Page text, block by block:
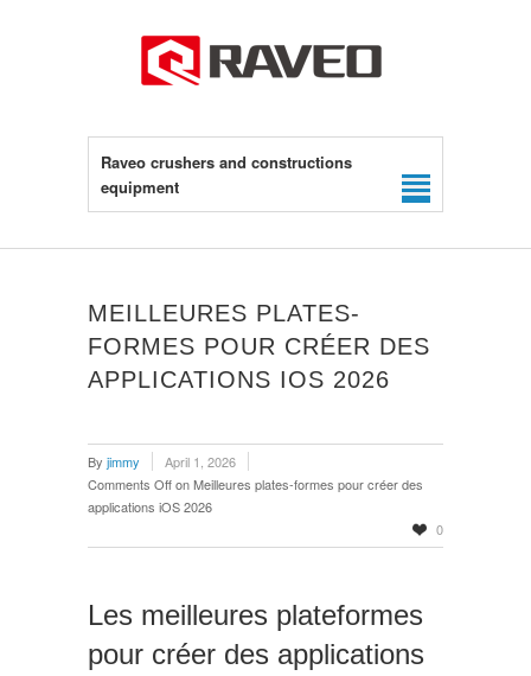
Raveo crushers and constructions
equipment
MEILLEURES PLATES-
FORMES POUR CRÉER DES
APPLICATIONS IOS 2026
By jimmy
April 1, 2026
Comments Offon Meilleures plates-formes pour créer des
applications iOS 2026
0
Les meilleures plateformes
pour créer des applications